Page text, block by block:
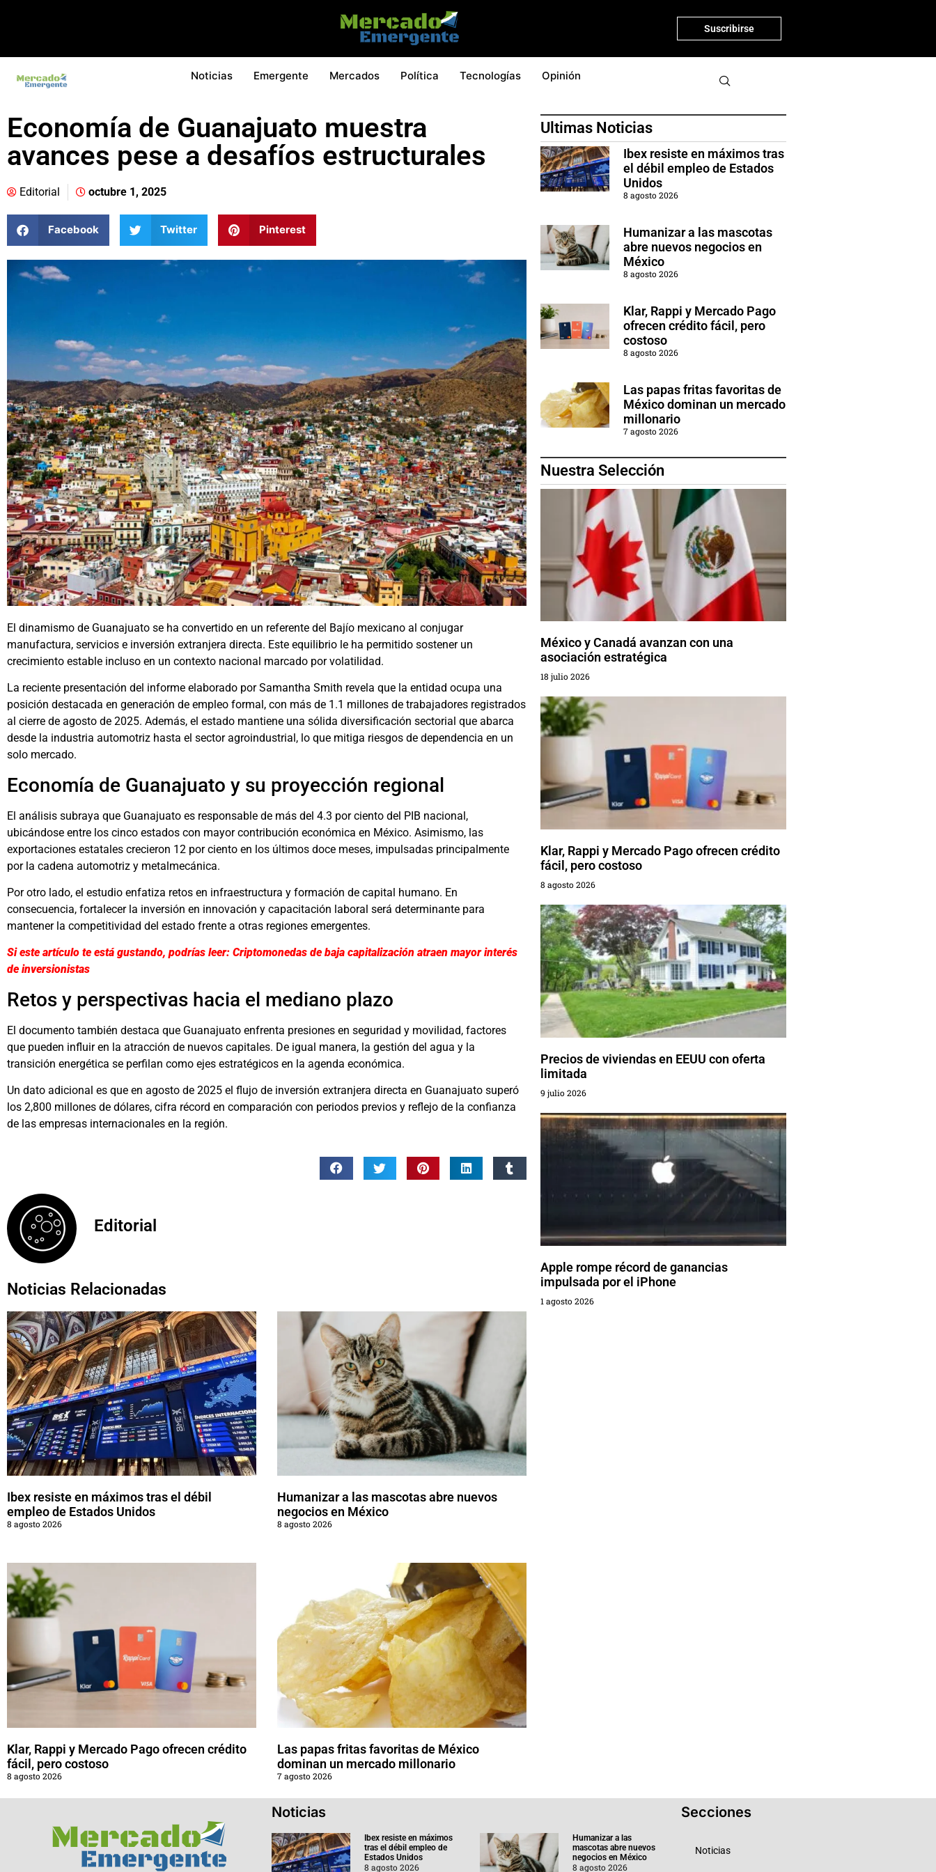
Suscribirse
Noticias Emergente Mercados Política Tecnologías Opinión
Economía de Guanajuato muestra
avances pese a desafíos estructurales
Editorial octubre 1, 2025
Facebook Twitter Pinterest
El dinamismo de Guanajuato se ha convertido en un referente del Bajío mexicano al conjugar
manufactura, servicios e inversión extranjera directa. Este equilibrio le ha permitido sostener un
crecimiento estable incluso en un contexto nacional marcado por volatilidad.
La reciente presentación del informe elaborado por Samantha Smith revela que la entidad ocupa una
posición destacada en generación de empleo formal, con más de 1.1 millones de trabajadores registrados
al cierre de agosto de 2025. Además, el estado mantiene una sólida diversificación sectorial que abarca
desde la industria automotriz hasta el sector agroindustrial, lo que mitiga riesgos de dependencia en un
solo mercado.
Economía de Guanajuato y su proyección regional
El análisis subraya que Guanajuato es responsable de más del 4.3 por ciento del PIB nacional,
ubicándose entre los cinco estados con mayor contribución económica en México. Asimismo, las
exportaciones estatales crecieron 12 por ciento en los últimos doce meses, impulsadas principalmente
por la cadena automotriz y metalmecánica.
Por otro lado, el estudio enfatiza retos en infraestructura y formación de capital humano. En
consecuencia, fortalecer la inversión en innovación y capacitación laboral será determinante para
mantener la competitividad del estado frente a otras regiones emergentes.
Si este artículo te está gustando, podrías leer: Criptomonedas de baja capitalización atraen mayor interés
de inversionistas
Retos y perspectivas hacia el mediano plazo
El documento también destaca que Guanajuato enfrenta presiones en seguridad y movilidad, factores
que pueden influir en la atracción de nuevos capitales. De igual manera, la gestión del agua y la
transición energética se perfilan como ejes estratégicos en la agenda económica.
Un dato adicional es que en agosto de 2025 el flujo de inversión extranjera directa en Guanajuato superó
los 2,800 millones de dólares, cifra récord en comparación con periodos previos y reflejo de la confianza
de las empresas internacionales en la región.
Editorial
Noticias Relacionadas
Ibex resiste en máximos tras el débil
empleo de Estados Unidos
8 agosto 2026
Humanizar a las mascotas abre nuevos
negocios en México
8 agosto 2026
Klar, Rappi y Mercado Pago ofrecen crédito
fácil, pero costoso
8 agosto 2026
Las papas fritas favoritas de México
dominan un mercado millonario
7 agosto 2026
Ultimas Noticias
Ibex resiste en máximos tras
el débil empleo de Estados
Unidos
8 agosto 2026
Humanizar a las mascotas
abre nuevos negocios en
México
8 agosto 2026
Klar, Rappi y Mercado Pago
ofrecen crédito fácil, pero
costoso
8 agosto 2026
Las papas fritas favoritas de
México dominan un mercado
millonario
7 agosto 2026
Nuestra Selección
México y Canadá avanzan con una
asociación estratégica
18 julio 2026
Klar, Rappi y Mercado Pago ofrecen crédito
fácil, pero costoso
8 agosto 2026
Precios de viviendas en EEUU con oferta
limitada
9 julio 2026
Apple rompe récord de ganancias
impulsada por el iPhone
1 agosto 2026
Noticias
Ibex resiste en máximos
tras el débil empleo de
Estados Unidos
8 agosto 2026
Humanizar a las
mascotas abre nuevos
negocios en México
8 agosto 2026
Secciones
Noticias